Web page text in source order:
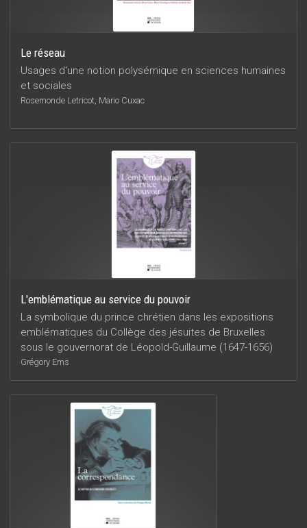
Le réseau
Usages d'une notion polysémique en sciences humaines
et sociales
Rosemonde Letricot, Mario Cuxac
L'emblématique au service du pouvoir
La symbolique du prince chrétien dans les expositions
emblématiques du Collège des jésuites de Bruxelles
sous le gouvernorat de Léopold-Guillaume (1647-1656)
Grégory Ems